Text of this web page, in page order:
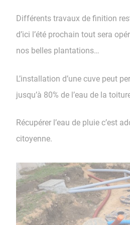
Différents travaux de finition
d’ici l’été prochain tout sera
nos belles plantations…
L’installation d’une cuve peut
jusqu’à 80% de l’eau de la
Récupérer l’eau de pluie c’est
citoyenne.